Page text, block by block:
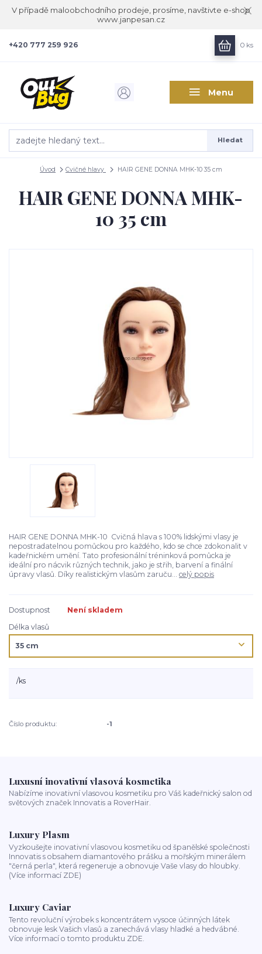
V případě maloobchodního prodeje, prosíme, navštivte e-shop
www.janpesan.cz
Menu
Hledat
+420 777 259 926 0 ks
Úvod Cvičné hlavy HAIR GENE DONNA MHK-10 35 cm
HAIR GENE DONNA MHK-
10 35 cm
HAIR GENE DONNA MHK-10 Cvičná hlava s 100% lidskými vlasy je
nepostradatelnou pomůckou pro každého, kdo se chce zdokonalit v
kadeřnickém umění. Tato profesionální tréninková pomůcka je
ideální pro nácvik různých technik, jako je střih, barvení a finální
úpravy vlasů. Díky realistickým vlasům zaruču... celý popis
Dostupnost
Není skladem
Délka vlasů
/ks
Číslo produktu: -1
Luxusní inovativní vlasová kosmetika
Nabízíme inovativní vlasovou kosmetiku pro Váš kadeřnický salon od
světových značek Innovatis a RoverHair.
Luxury Plasm
Vyzkoušejte inovativní vlasovou kosmetiku od španělské společnosti
Innovatis s obsahem diamantového prášku a mořským minerálem
"černá perla", která regeneruje a obnovuje Vaše vlasy do hloubky.
(Více informací ZDE)
Luxury Caviar
Tento revoluční výrobek s koncentrátem vysoce účinných látek
obnovuje lesk Vašich vlasů a zanechává vlasy hladké a hedvábné.
Více informací o tomto produktu ZDE.